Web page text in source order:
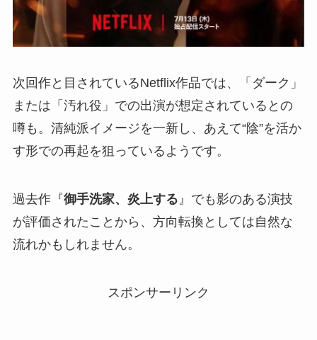
次回作と目されているNetflix作品では、「ダーク」
または「汚れ役」での出演が想定されているとの
噂も。清純派イメージを一新し、あえて“陰”を活か
す形での再起を狙っているようです。
過去作『御手洗家、炎上する』でも影のある演技
が評価されたことから、方向転換としては自然な
流れかもしれません。
スポンサーリンク